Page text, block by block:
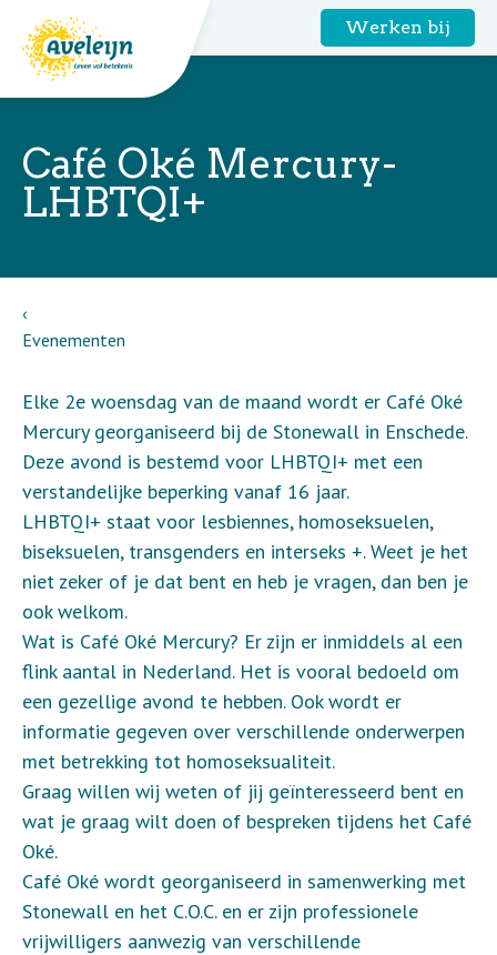
Werken bij
Café Oké Mercury-
LHBTQI+
Evenementen
Elke 2e woensdag van de maand wordt er Café Oké
Mercury georganiseerd bij de Stonewall in Enschede.
Deze avond is bestemd voor LHBTQI+ met een
verstandelijke beperking vanaf 16 jaar.
LHBTQI+ staat voor lesbiennes, homoseksuelen,
biseksuelen, transgenders en interseks +. Weet je het
niet zeker of je dat bent en heb je vragen, dan ben je
ook welkom.
Wat is Café Oké Mercury? Er zijn er inmiddels al een
flink aantal in Nederland. Het is vooral bedoeld om
een gezellige avond te hebben. Ook wordt er
informatie gegeven over verschillende onderwerpen
met betrekking tot homoseksualiteit.
Graag willen wij weten of jij geïnteresseerd bent en
wat je graag wilt doen of bespreken tijdens het Café
Oké.
Café Oké wordt georganiseerd in samenwerking met
Stonewall en het C.O.C. en er zijn professionele
vrijwilligers aanwezig van verschillende